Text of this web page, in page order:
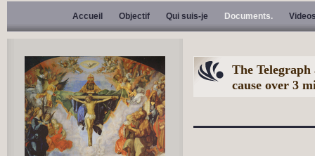
Accueil Objectif Qui suis-je Documents.
The
cause over 3